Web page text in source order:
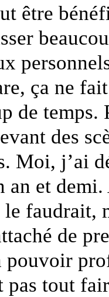
être
ça ne
de temps.
des
Moi, j’ai
an et
faudrait,
de
pouvoir
pas tout